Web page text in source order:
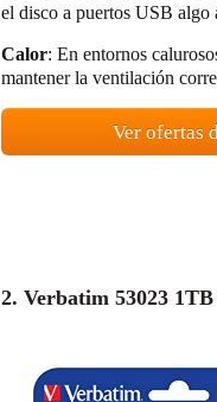
el disco a puertos USB algo
Calor: En entornos
mantener la ventilación
Ver ofertas
2. Verbatim 53023